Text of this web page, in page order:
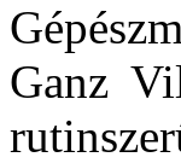
Ganz